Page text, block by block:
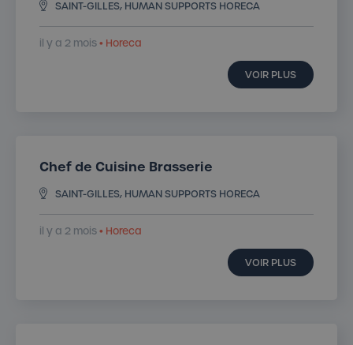
SAINT-GILLES, HUMAN SUPPORTS HORECA
il y a 2 mois• Horeca
VOIR PLUS
Chef de Cuisine Brasserie
SAINT-GILLES, HUMAN SUPPORTS HORECA
il y a 2 mois• Horeca
VOIR PLUS